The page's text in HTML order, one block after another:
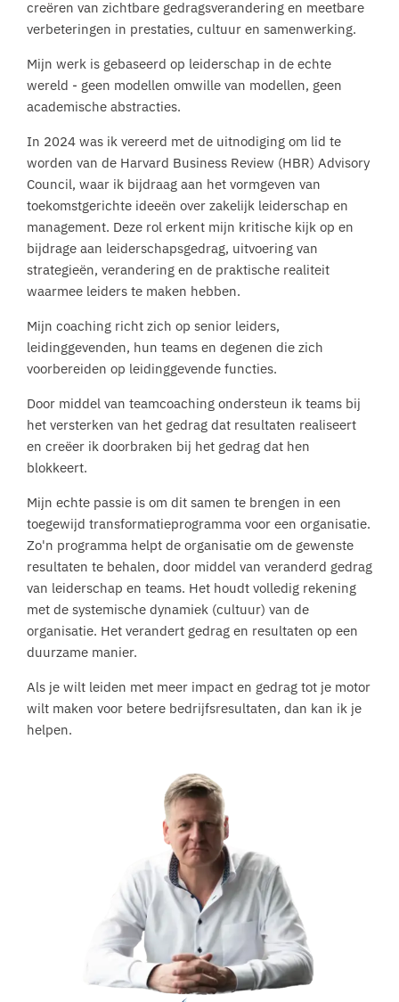
creëren van zichtbare gedragsverandering en meetbare
verbeteringen in prestaties, cultuur en samenwerking.
Mijn werk is gebaseerd op leiderschap in de echte
wereld - geen modellen omwille van modellen, geen
academische abstracties.
In 2024 was ik vereerd met de uitnodiging om lid te
worden van de Harvard Business Review (HBR) Advisory
Council, waar ik bijdraag aan het vormgeven van
toekomstgerichte ideeën over zakelijk leiderschap en
management. Deze rol erkent mijn kritische kijk op en
bijdrage aan leiderschapsgedrag, uitvoering van
strategieën, verandering en de praktische realiteit
waarmee leiders te maken hebben.
Mijn coaching richt zich op senior leiders,
leidinggevenden, hun teams en degenen die zich
voorbereiden op leidinggevende functies.
Door middel van teamcoaching ondersteun ik teams bij
het versterken van het gedrag dat resultaten realiseert
en creëer ik doorbraken bij het gedrag dat hen
blokkeert.
Mijn echte passie is om dit samen te brengen in een
toegewijd transformatieprogramma voor een organisatie.
Zo'n programma helpt de organisatie om de gewenste
resultaten te behalen, door middel van veranderd gedrag
van leiderschap en teams. Het houdt volledig rekening
met de systemische dynamiek (cultuur) van de
organisatie. Het verandert gedrag en resultaten op een
duurzame manier.
Als je wilt leiden met meer impact en gedrag tot je motor
wilt maken voor betere bedrijfsresultaten, dan kan ik je
helpen.